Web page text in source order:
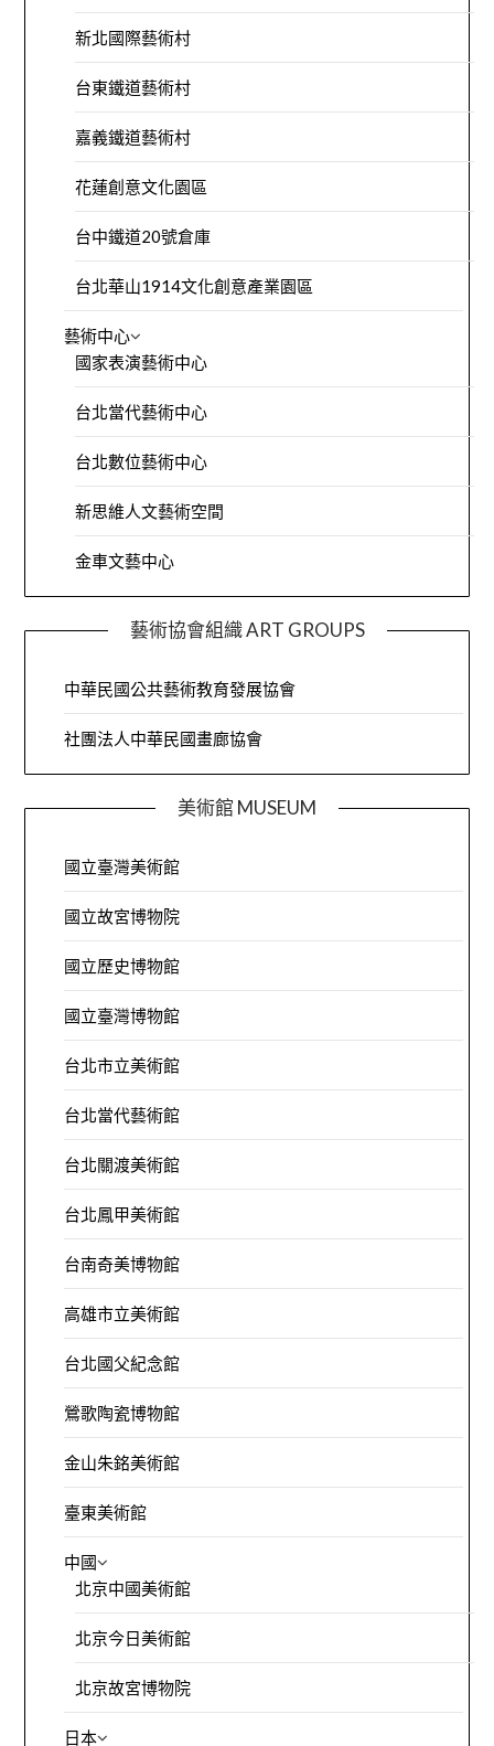
新北國際藝術村
台東鐵道藝術村
嘉義鐵道藝術村
花蓮創意文化園區
台中鐵道20號倉庫
台北華山1914文化創意產業園區
藝術中心
國家表演藝術中心
台北當代藝術中心
台北數位藝術中心
新思維人文藝術空間
金車文藝中心
藝術協會組織 ART GROUPS
中華民國公共藝術教育發展協會
社團法人中華民國畫廊協會
美術館 MUSEUM
國立臺灣美術館
國立故宮博物院
國立歷史博物館
國立臺灣博物館
台北市立美術館
台北當代藝術館
台北關渡美術館
台北鳳甲美術館
台南奇美博物館
高雄市立美術館
台北國父紀念館
鶯歌陶瓷博物館
金山朱銘美術館
臺東美術館
中國
北京中國美術館
北京今日美術館
北京故宮博物院
日本